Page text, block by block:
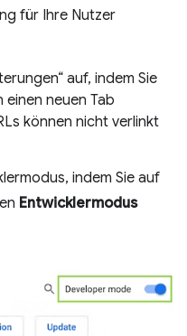
für Ihre Nutzer
auf, indem Sie
einen neuen Tab
können nicht verlinkt
indem Sie auf
Entwicklermodus